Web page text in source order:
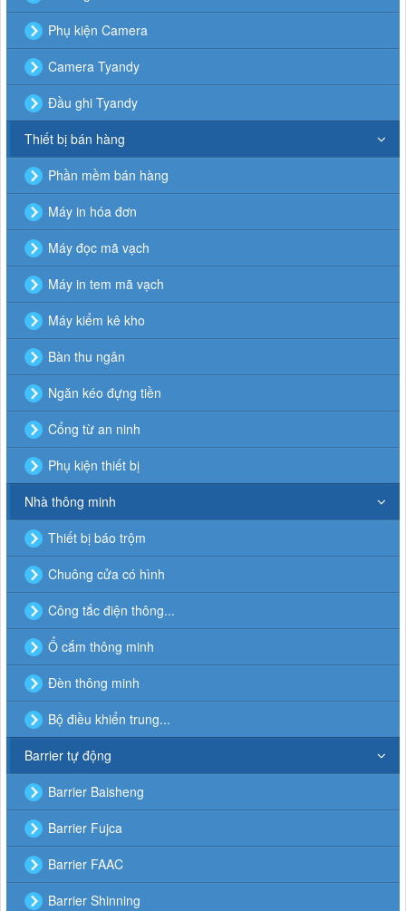
Phụ kiện Camera
Camera Tyandy
Đầu ghi Tyandy
Thiết bị bán hàng
Phần mềm bán hàng
Máy in hóa đơn
Máy đọc mã vạch
Máy in tem mã vạch
Máy kiểm kê kho
Bàn thu ngân
Ngăn kéo đựng tiền
Cổng từ an ninh
Phụ kiện thiết bị
Nhà thông minh
Thiết bị báo trộm
Chuông cửa có hình
Công tắc điện thông...
Ổ cắm thông minh
Đèn thông minh
Bộ điều khiển trung...
Barrier tự động
Barrier Baisheng
Barrier Fujca
Barrier FAAC
Barrier Shinning